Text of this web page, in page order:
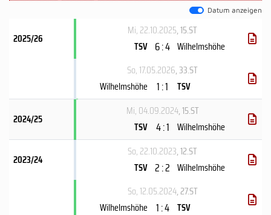
Datum anzeigen
2025/26
Mi, 22.10.2025, 15.ST
TSV 6 : 4 Wilhelmshöhe
So, 17.05.2026, 33.ST
Wilhelmshöhe
1 : 1 TSV
2024/25
Mi, 04.09.2024, 15.ST
TSV 4 : 1 Wilhelmshöhe
2023/24
So, 22.10.2023, 12.ST
TSV 2 : 2 Wilhelmshöhe
So, 12.05.2024, 27.ST
Wilhelmshöhe 1 : 4 TSV